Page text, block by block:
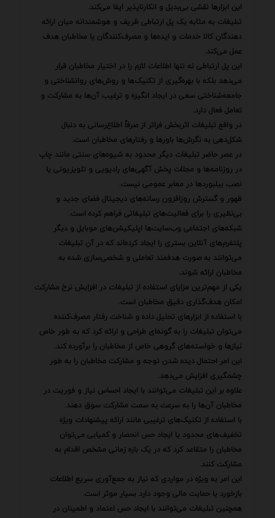
این ابزارها نقشی بی‌بدیل و انکارناپذیر ایفا می‌کند.
تبلیغات به مثابه یک پل ارتباطی ظریف و هوشمندانه میان ارائه
دهندگان کالا خدمات و ایده‌ها و مصرف‌کنندگان یا مخاطبان هدف
عمل می‌کند.
این پل ارتباطی نه تنها اطلاعات لازم را در اختیار مخاطبان قرار
می‌دهد بلکه با بهره‌گیری از تکنیک‌ها و روش‌های روانشناختی و
جامعه‌شناختی سعی در ایجاد انگیزه و ترغیب آن‌ها به مشارکت و
تعامل فعال دارد.
در واقع تبلیغات اثربخش فراتر از صرفاً اطلاع‌رسانی به دنبال
شکل‌دهی به نگرش‌ها باورها و رفتارهای مخاطبان است.
در عصر حاضر تبلیغات دیگر محدود به شیوه‌های سنتی مانند چاپ
در روزنامه‌ها و مجلات پخش آگهی‌های رادیویی و تلویزیونی یا
نصب بیلبوردها در معابر عمومی نیست.
ظهور و گسترش روزافزون رسانه‌های دیجیتال فضای جدید و
بی‌نظیری را برای فعالیت‌های تبلیغاتی فراهم کرده است.
شبکه‌های اجتماعی وب‌سایت‌ها اپلیکیشن‌های موبایل و دیگر
پلتفرم‌های آنلاین بستری را ایجاد کرده‌اند که در آن تبلیغات
می‌توانند به صورت هدفمند تعاملی و شخصی‌سازی شده به
مخاطبان ارائه شوند.
یکی از مهم‌ترین مزایای استفاده از تبلیغات در افزایش نرخ مشارکت
امکان هدف‌گذاری دقیق مخاطبان است.
با استفاده از ابزارهای تحلیل داده و شناخت رفتار مصرف‌کننده
می‌توان تبلیغات را به گونه‌ای طراحی و ارائه کرد که به طور خاص
نیازها و خواسته‌های گروهی خاص از مخاطبان را برآورده کند.
این امر احتمال دیده شدن توجه و مشارکت مخاطبان را به طور
چشمگیری افزایش می‌دهد.
علاوه بر این تبلیغات می‌توانند با ایجاد احساس نیاز و فوریت در
مخاطبان آن‌ها را به سرعت به سمت مشارکت سوق دهند.
با استفاده از تکنیک‌های ترغیبی مانند ارائه پیشنهادات ویژه
تخفیف‌های محدود یا ایجاد حس انحصار و کمیابی می‌توان
مخاطبان را متقاعد کرد که در یک بازه زمانی مشخص اقدام به
مشارکت کنند.
این امر به ویژه در مواردی که نیاز به جمع‌آوری سریع اطلاعات
بازخورد یا حمایت مالی وجود دارد بسیار موثر است.
همچنین تبلیغات می‌توانند با ایجاد حس اعتماد و اطمینان در